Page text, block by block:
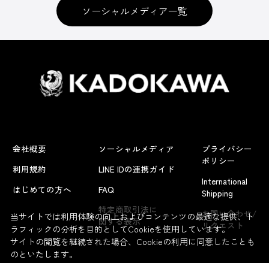
ソーシャルメディア一覧
会社概要
利用規約
はじめての方へ
ソーシャルメディア
LINE IDの連携ガイド
FAQ
特定商取引法に
関する表示
プライバシー
ポリシー
International
Shipping
お問い合わせ/
リクエスト
当サイトでは利用体験の向上およびコンテンツの最適な提供、ト
ラフィックの分析を目的としてCookieを使用しています。
サイトの閲覧を継続された場合、Cookieの利用に同意したことも
のといたします。